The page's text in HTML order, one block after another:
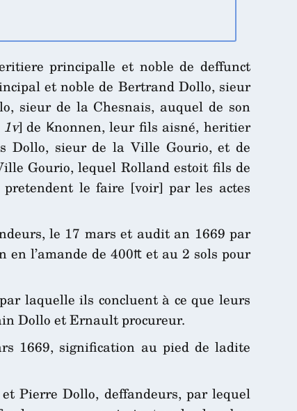
principalle et noble de deffunct
et noble de Bertrand Dollo, sieur
sieur de la Chesnais, auquel de son
] de Ꝃnonnen, leur fils aisné, heritier
Dollo, sieur de la Ville Gourio, et de
Gourio, lequel Rolland estoit fils de
pretendent le faire [voir] par les actes
le 17 mars et audit an 1669 par
en l’amande de 400₶ et au 2 sols pour
laquelle ils concluent à ce que leurs
Dollo et Ernault procureur.
1669, signification au pied de ladite
Pierre Dollo, deffandeurs, par lequel